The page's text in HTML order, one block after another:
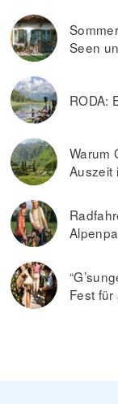
Seen
RODA:
Warum
Auszeit
Fest für